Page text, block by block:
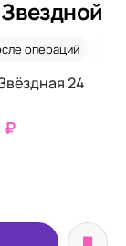
операций
24
₽